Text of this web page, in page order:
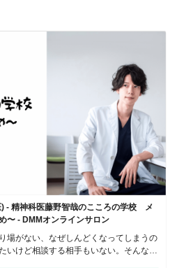
- 精神科医藤野智哉のこころの学校 メ
〜 - DMMオンラインサロン
場がない、なぜしんどくなってしまうの
いけど相談する相手もいない。そんな